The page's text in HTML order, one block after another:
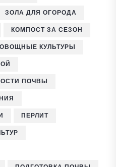
ЗОЛА ДЛЯ ОГОРОДА
КОМПОСТ ЗА СЕЗОН
ОВОЩНЫЕ КУЛЬТУРЫ
ПОЧВЫ
ПЕРЛИТ